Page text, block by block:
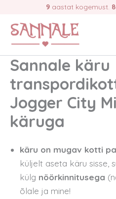
content
9 aastat kogemust.
Sannale käru
Jogger City
käruga
käru on mugav kotti
küljelt aseta käru sisse,
külg nöörkinnitusega
õlale ja mine!